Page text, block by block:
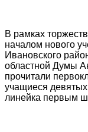
В рамках
началом нового
Ивановского
областной Думы
прочитали
учащиеся
линейка первым